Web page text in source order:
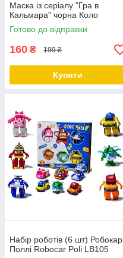
Маска із серіалу "Гра в
Кальмара" чорна Коло
Готово до відправки
160 ₴ 199 ₴
Купити
Набір роботів (6 шт) Робокар
Поллі Robocar Poli LB105